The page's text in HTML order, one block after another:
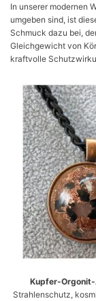
In unserer modernen
umgeben sind, ist
Schmuck dazu bei,
Gleichgewicht von
kraftvolle
Kupfer-Orgonit-
Strahlenschutz,